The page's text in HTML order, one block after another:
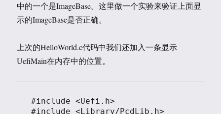
中的一个是ImageBase。这里做一个实验来验证上面显
示的ImageBase是否正确。
上次的HelloWorld.c代码中我们还加入一条显示
UefiMain在内存中的位置。
#include <Uefi.h>
#include <Library/PcdLib.h>